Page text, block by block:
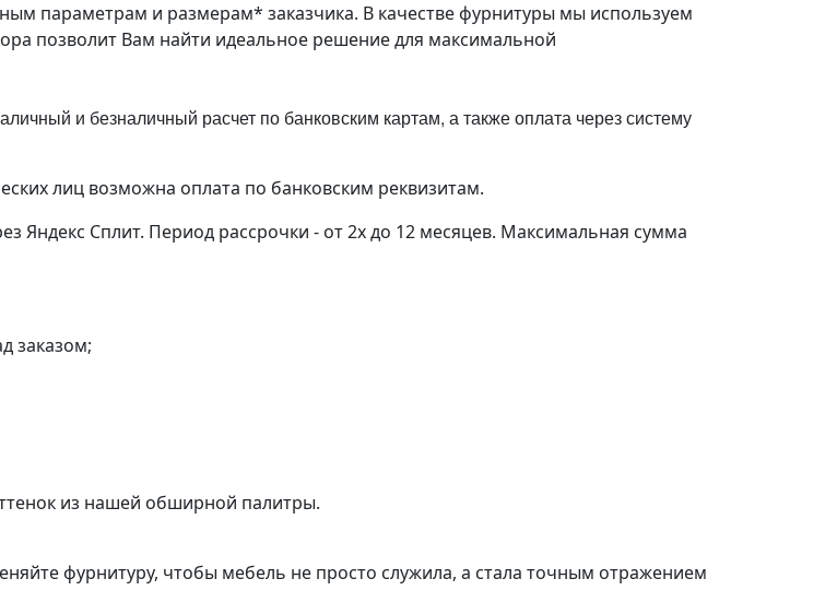
параметрам и размерам* заказчика. В качестве фурнитуры мы используем
позволит Вам найти идеальное решение для максимальной
и безналичный расчет по банковским картам, а также оплата через систему
лиц возможна оплата по банковским реквизитам.
Яндекс Сплит. Период рассрочки - от 2х до 12 месяцев. Максимальная сумма
заказом;
из нашей обширной палитры.
фурнитуру, чтобы мебель не просто служила, а стала точным отражением